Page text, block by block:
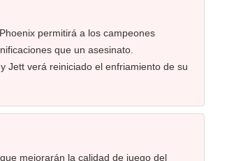
permitirá a los campeones
que un asesinato.
Jett verá reiniciado el enfriamiento de su
mejorarán la calidad de juego del